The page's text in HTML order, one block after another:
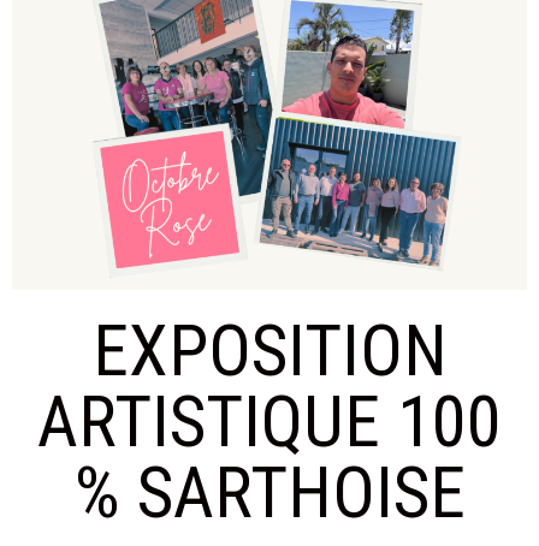
EXPOSITION
ARTISTIQUE 100
% SARTHOISE